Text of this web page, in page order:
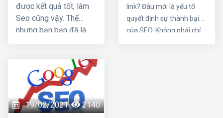
được kết quả tốt, làm
Seo cũng vậy. Thế
nhưng bạn bạn đã là
bị các đối thủ vượt
mặt. Vậy làm sao để
trở thành một seo
giỏi. Nếu quyết tâm trở
thành chuyên gia seo,
link? Đâu mới là yếu tố
quyết định sự thành bại
của SEO. Không phải chỉ
19/02/2021 2140